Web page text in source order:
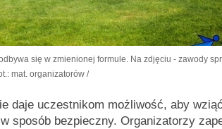
się w zmienionej formule. Na zdjęciu - zawody
mat. organizatorów /
daje uczestnikom możliwość, aby
sposób bezpieczny. Organizatorzy